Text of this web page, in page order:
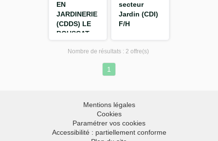
EN
JARDINERIE
(CDDS) LE
BOUSCAT
secteur
Jardin (CDI)
F/H
Nombre de résultats : 2 offre(s)
1
Mentions légales
Cookies
Paramétrer vos cookies
Accessibilité : partiellement conforme